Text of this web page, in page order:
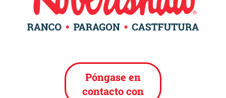
Póngase en
contacto con